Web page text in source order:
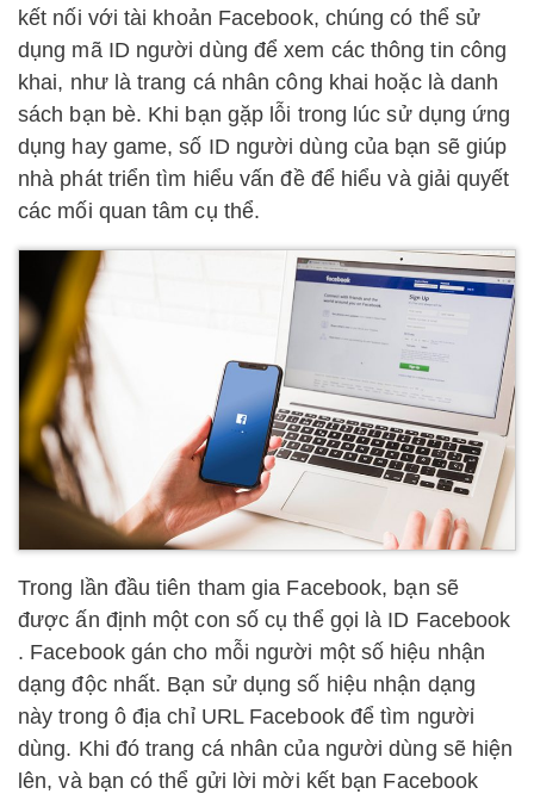
kết nối với tài khoản Facebook, chúng có thể sử
dụng mã ID người dùng để xem các thông tin công
khai, như là trang cá nhân công khai hoặc là danh
sách bạn bè. Khi bạn gặp lỗi trong lúc sử dụng ứng
dụng hay game, số ID người dùng của bạn sẽ giúp
nhà phát triển tìm hiểu vấn đề để hiểu và giải quyết
các mối quan tâm cụ thể.
Trong lần đầu tiên tham gia Facebook, bạn sẽ
được ấn định một con số cụ thể gọi là ID Facebook
. Facebook gán cho mỗi người một số hiệu nhận
dạng độc nhất. Bạn sử dụng số hiệu nhận dạng
này trong ô địa chỉ URL Facebook để tìm người
dùng. Khi đó trang cá nhân của người dùng sẽ hiện
lên, và bạn có thể gửi lời mời kết bạn Facebook